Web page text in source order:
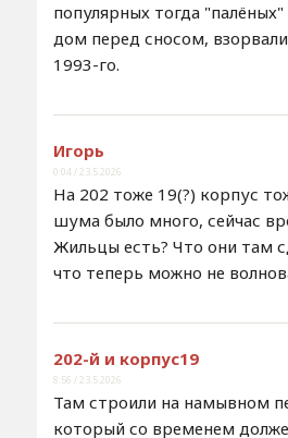
популярных тогда "палёных"
дом перед сносом,
1993-го.
Игорь
0:04 / 23.5.2026
На 202 тоже 19(?) корпус
шума было много, сейчас
Жильцы есть? Что они там
что теперь можно не
202-й и корпус19
8:56 / 23.5.2026
Там строили на намывном
который со временем